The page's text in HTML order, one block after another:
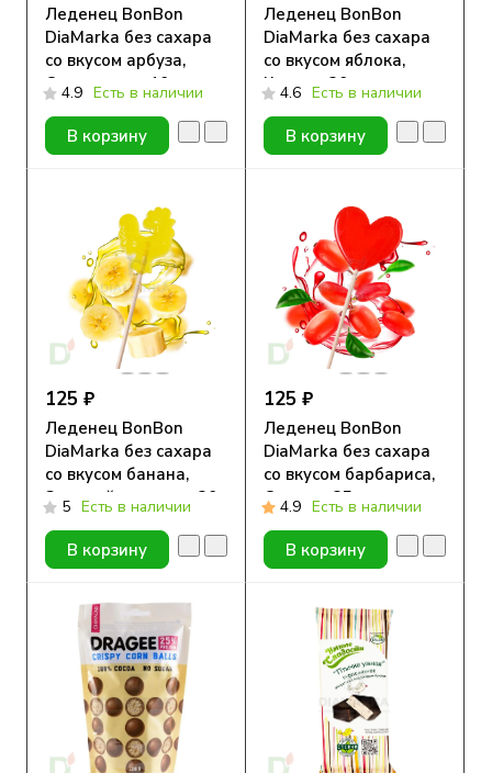
Леденец BonBon
DiaMarka без сахара
со вкусом арбуза,
Супергерои, 10 гр.
4.9 Есть в наличии
В корзину
Леденец BonBon
DiaMarka без сахара
со вкусом яблока,
Космос, 20 гр.
4.6 Есть в наличии
В корзину
125 ₽
Леденец BonBon
DiaMarka без сахара
со вкусом банана,
Золотой петушок, 20
гр.
5 Есть в наличии
В корзину
125 ₽
Леденец BonBon
DiaMarka без сахара
со вкусом барбариса,
Сердце, 25 гр.
4.9 Есть в наличии
В корзину